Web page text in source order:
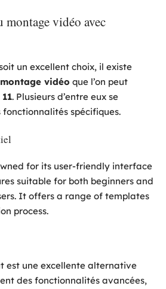
montage vidéo avec
un excellent choix, il existe
montage vidéo que l’on peut
. Plusieurs d’entre eux se
spécifiques.
for its user-friendly interface
suitable for both beginners and
It offers a range of templates
process.
est une excellente alternative
des fonctionnalités avancées,